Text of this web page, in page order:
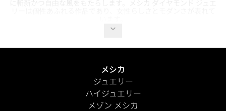
メシカ
ジュエリー
ハイジュエリー
メゾン メシカ